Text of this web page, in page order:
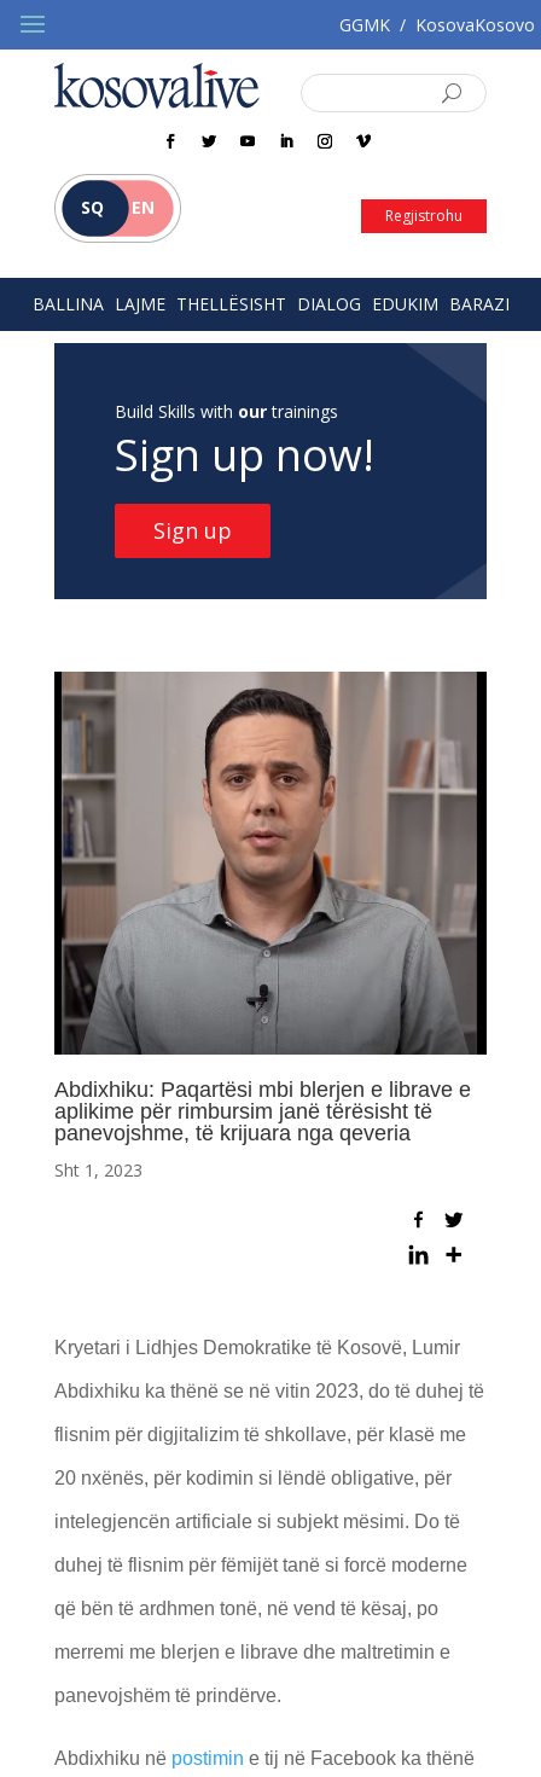
GGMK / KosovaKosovo
SQ EN Regjistrohu
BALLINA LAJME THELLËSISHT DIALOG EDUKIM BARAZI
Build Skills with ourtrainings
Sign up now!
Sign up
Abdixhiku: Paqartësi mbi blerjen e librave e
aplikime për rimbursim janë tërësisht të
panevojshme, të krijuara nga qeveria
Sht 1, 2023
Kryetari i Lidhjes Demokratike të Kosovë, Lumir
Abdixhiku ka thënë se në vitin 2023, do të duhej të
flisnim për digjitalizim të shkollave, për klasë me
20 nxënës, për kodimin si lëndë obligative, për
intelegjencën artificiale si subjekt mësimi. Do të
duhej të flisnim për fëmijët tanë si forcë moderne
që bën të ardhmen tonë, në vend të kësaj, po
merremi me blerjen e librave dhe maltretimin e
panevojshëm të prindërve.
Abdixhiku në postimin e tij në Facebook ka thënë